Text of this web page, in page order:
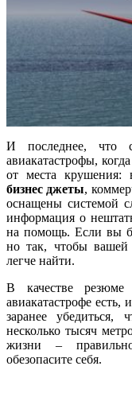
И последнее, что
авиакатастрофы,
от места крушения:
бизнес джеты,
оснащены системой
информация о
на помощь. Если вы
но так, чтобы вашей
легче найти.
В качестве
авиакатастрофе
заранее
несколько тысяч
жизни –
обезопасите себя.